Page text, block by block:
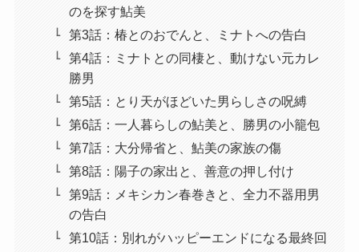
のを探す鮎美
第3話：椿とのおでんと、ミナトへの告白
第4話：ミナトとの同棲と、動けない元カレ
勝男
第5話：とり天がほどいた男らしさの呪縛
第6話：一人暮らしの鮎美と、勝男の小籠包
第7話：大分帰省と、鮎美の家族の傷
第8話：陽子の家出と、善意の押し付け
第9話：メキシカン春巻きと、全力不器用男
の告白
第10話：別れがハッピーエンドになる最終回